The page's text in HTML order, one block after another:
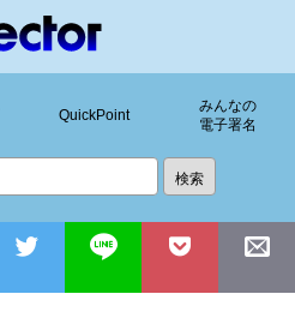
QuickPoint
みんなの
電子署名